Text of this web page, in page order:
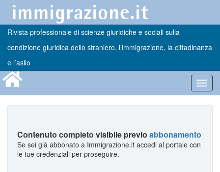
Rivista professionale di scienze giuridiche e sociali sulla
condizione giuridica dello straniero, l’immigrazione, la cittadinanza
e l’asilo
Contenuto completo visibile previo abbonamento
Se sei già abbonato a Immigrazione.it accedi al portale con
le tue credenziali per proseguire.